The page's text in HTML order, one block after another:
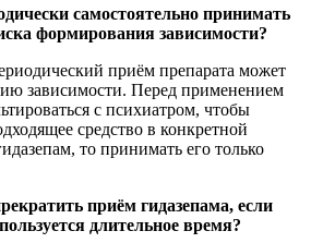
самостоятельно принимать
формирования зависимости?
приём препарата может
зависимости. Перед применением
с психиатром, чтобы
средство в конкретной
то принимать его только
приём гидазепама, если
длительное время?